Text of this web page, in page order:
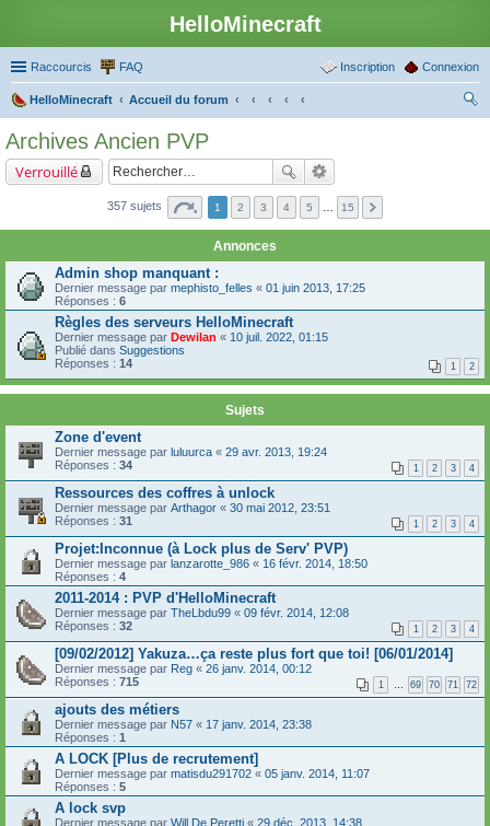
HelloMinecraft
Raccourcis FAQ Connexion
Inscription
HelloMinecraft
Accueil du forum
Archives Ancien PVP
Verrouillé
357 sujets 1 2 3 4 5 15
Annonces
Admin shop manquant :
Dernier message par mephisto_felles « 01 juin 2013, 17:25
Réponses : 6
Règles des serveurs HelloMinecraft
Dernier message par Dewilan « 10 juil. 2022, 01:15
Publié dans Suggestions
Réponses : 14 1 2
Sujets
Zone d'event
Dernier message par luluurca « 29 avr. 2013, 19:24
Réponses : 34 1 2 3 4
Ressources des coffres à unlock
Dernier message par Arthagor « 30 mai 2012, 23:51
Réponses : 31 1 2 3 4
Projet:Inconnue (à Lock plus de Serv' PVP)
Dernier message par lanzarotte_986 « 16 févr. 2014, 18:50
Réponses : 4
2011-2014 : PVP d'HelloMinecraft
Dernier message par TheLbdu99 « 09 févr. 2014, 12:08
Réponses : 32 1 2 3 4
[09/02/2012] Yakuza…ça reste plus fort que toi! [06/01/2014]
Dernier message par Reg « 26 janv. 2014, 00:12
Réponses : 715 1 … 69 70 71 72
ajouts des métiers
Dernier message par N57 « 17 janv. 2014, 23:38
Réponses : 1
A LOCK [Plus de recrutement]
Dernier message par matisdu291702 « 05 janv. 2014, 11:07
Réponses : 5
A lock svp
Dernier message par Will De Peretti « 29 déc. 2013, 14:38